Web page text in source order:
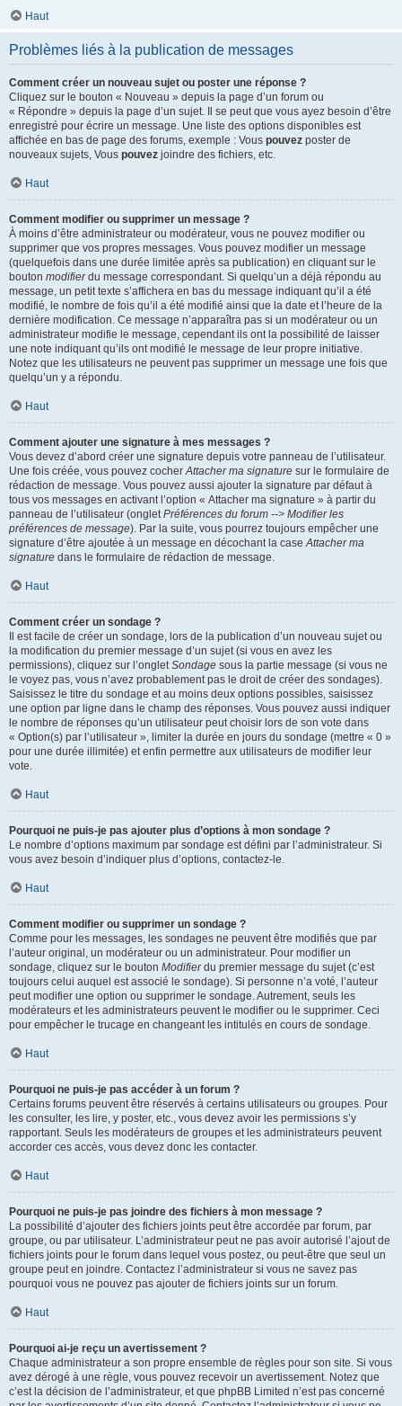
Haut
Problèmes liés à la publication de messages
Comment créer un nouveau sujet ou poster une réponse ?
Cliquez sur le bouton « Nouveau » depuis la page d’un forum ou
« Répondre » depuis la page d’un sujet. Il se peut que vous ayez besoin d’être
enregistré pour écrire un message. Une liste des options disponibles est
affichée en bas de page des forums, exemple : Vous pouvez poster de
nouveaux sujets, Vous pouvez joindre des fichiers, etc.
Haut
Comment modifier ou supprimer un message ?
À moins d’être administrateur ou modérateur, vous ne pouvez modifier ou
supprimer que vos propres messages. Vous pouvez modifier un message
(quelquefois dans une durée limitée après sa publication) en cliquant sur le
bouton modifierdu message correspondant. Si quelqu’un a déjà répondu au
message, un petit texte s’affichera en bas du message indiquant qu’il a été
modifié, le nombre de fois qu’il a été modifié ainsi que la date et l’heure de la
dernière modification. Ce message n’apparaîtra pas si un modérateur ou un
administrateur modifie le message, cependant ils ont la possibilité de laisser
une note indiquant qu’ils ont modifié le message de leur propre initiative.
Notez que les utilisateurs ne peuvent pas supprimer un message une fois que
quelqu’un y a répondu.
Haut
Comment ajouter une signature à mes messages ?
Vous devez d’abord créer une signature depuis votre panneau de l’utilisateur.
Une fois créée, vous pouvez cocherAttacher ma signature sur le formulaire de
rédaction de message. Vous pouvez aussi ajouter la signature par défaut à
tous vos messages en activant l’option « Attacher ma signature » à partir du
panneau de l’utilisateur (ongletPréférences du forum --> Modifier les
préférences de message). Par la suite, vous pourrez toujours empêcher une
signature d’être ajoutée à un message en décochant la caseAttacher ma
signature dans le formulaire de rédaction de message.
Haut
Comment créer un sondage ?
Il est facile de créer un sondage, lors de la publication d’un nouveau sujet ou
la modification du premier message d’un sujet (si vous en avez les
permissions), cliquez sur l’ongletSondage sous la partie message (si vous ne
le voyez pas, vous n’avez probablement pas le droit de créer des sondages).
Saisissez le titre du sondage et au moins deux options possibles, saisissez
une option par ligne dans le champ des réponses. Vous pouvez aussi indiquer
le nombre de réponses qu’un utilisateur peut choisir lors de son vote dans
« Option(s) par l’utilisateur », limiter la durée en jours du sondage (mettre « 0 »
pour une durée illimitée) et enfin permettre aux utilisateurs de modifier leur
vote.
Haut
Pourquoi ne puis-je pas ajouter plus d’options à mon sondage ?
Le nombre d’options maximum par sondage est défini par l’administrateur. Si
vous avez besoin d’indiquer plus d’options, contactez-le.
Haut
Comment modifier ou supprimer un sondage ?
Comme pour les messages, les sondages ne peuvent être modifiés que par
l’auteur original, un modérateur ou un administrateur. Pour modifier un
sondage, cliquez sur le bouton Modifierdu premier message du sujet (c’est
toujours celui auquel est associé le sondage). Si personne n’a voté, l’auteur
peut modifier une option ou supprimer le sondage. Autrement, seuls les
modérateurs et les administrateurs peuvent le modifier ou le supprimer. Ceci
pour empêcher le trucage en changeant les intitulés en cours de sondage.
Haut
Pourquoi ne puis-je pas accéder à un forum ?
Certains forums peuvent être réservés à certains utilisateurs ou groupes. Pour
les consulter, les lire, y poster, etc., vous devez avoir les permissions s’y
rapportant. Seuls les modérateurs de groupes et les administrateurs peuvent
accorder ces accès, vous devez donc les contacter.
Haut
Pourquoi ne puis-je pas joindre des fichiers à mon message ?
La possibilité d’ajouter des fichiers joints peut être accordée par forum, par
groupe, ou par utilisateur. L’administrateur peut ne pas avoir autorisé l’ajout de
fichiers joints pour le forum dans lequel vous postez, ou peut-être que seul un
groupe peut en joindre. Contactez l’administrateur si vous ne savez pas
pourquoi vous ne pouvez pas ajouter de fichiers joints sur un forum.
Haut
Pourquoi ai-je reçu un avertissement ?
Chaque administrateur a son propre ensemble de règles pour son site. Si vous
avez dérogé à une règle, vous pouvez recevoir un avertissement. Notez que
c’est la décision de l’administrateur, et que phpBB Limited n’est pas concerné